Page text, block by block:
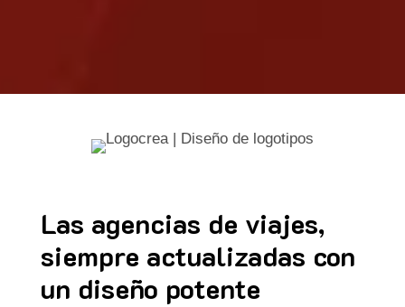
Las agencias de viajes,
siempre actualizadas con
un diseño potente